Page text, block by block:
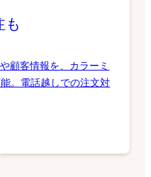
も
顧客情報を、カラーミ
。電話越しでの注文対